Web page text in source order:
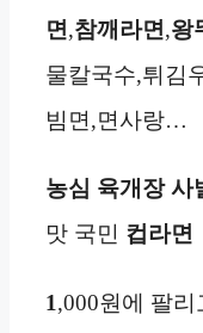
면,참깨라면,왕
물칼국수,튀김
빔면,면사랑…
농심 육개장 사
맛 국민 컵라면
1,000원에 팔